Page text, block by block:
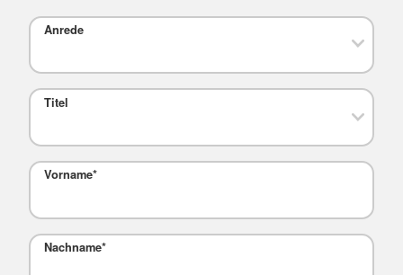
Anrede
Titel
Vorname*
Nachname*